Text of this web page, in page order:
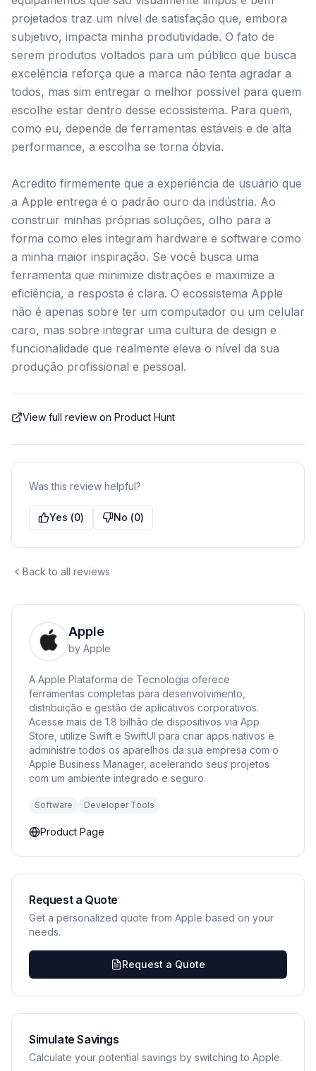
projetados traz um nível de satisfação que, embora
subjetivo, impacta minha produtividade. O fato de
serem produtos voltados para um público que busca
excelência reforça que a marca não tenta agradar a
todos, mas sim entregar o melhor possível para quem
escolhe estar dentro desse ecossistema. Para quem,
como eu, depende de ferramentas estáveis e de alta
performance, a escolha se torna óbvia.
Acredito firmemente que a experiência de usuário que
a Apple entrega é o padrão ouro da indústria. Ao
construir minhas próprias soluções, olho para a
forma como eles integram hardware e software como
a minha maior inspiração. Se você busca uma
ferramenta que minimize distrações e maximize a
eficiência, a resposta é clara. O ecossistema Apple
não é apenas sobre ter um computador ou um celular
caro, mas sobre integrar uma cultura de design e
funcionalidade que realmente eleva o nível da sua
produção profissional e pessoal.
View full review on Product Hunt
Was this review helpful?
Yes (0) No (0)
Back to all reviews
Apple
by Apple
A Apple Plataforma de Tecnologia oferece
ferramentas completas para desenvolvimento,
distribuição e gestão de aplicativos corporativos.
Acesse mais de 1.8 bilhão de dispositivos via App
Store, utilize Swift e SwiftUI para criar apps nativos e
administre todos os aparelhos da sua empresa com o
Apple Business Manager, acelerando seus projetos
com um ambiente integrado e seguro.
Software Developer Tools
Product Page
Request a Quote
Get a personalized quote from Apple based on your
needs.
Request a Quote
Simulate Savings
Calculate your potential savings by switching to Apple.